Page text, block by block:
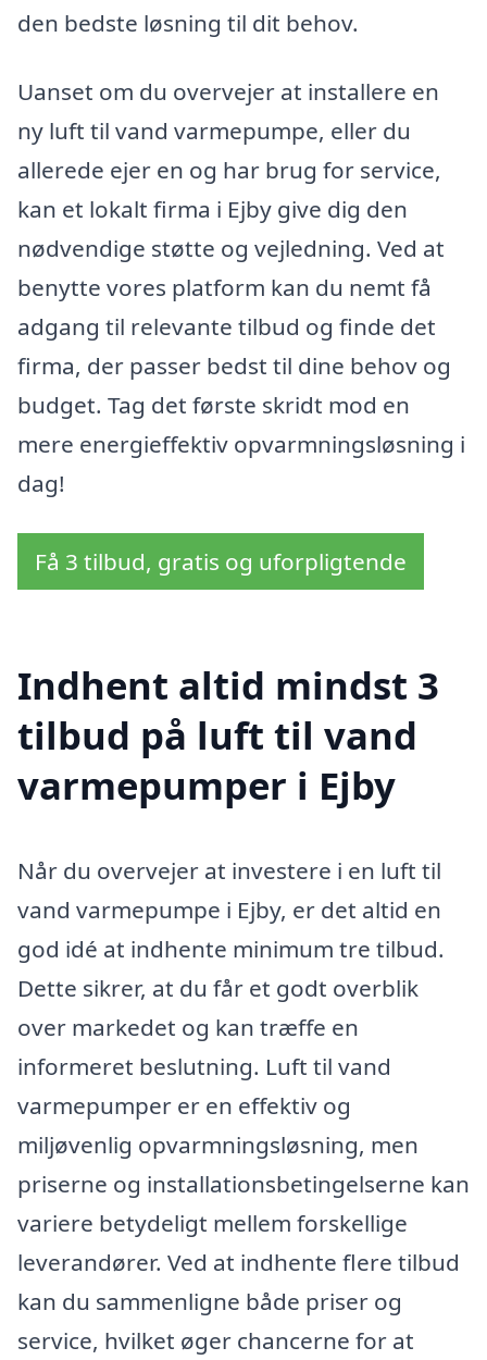
den bedste løsning til dit behov.
Uanset om du overvejer at installere en
ny luft til vand varmepumpe, eller du
allerede ejer en og har brug for service,
kan et lokalt firma i Ejby give dig den
nødvendige støtte og vejledning. Ved at
benytte vores platform kan du nemt få
adgang til relevante tilbud og finde det
firma, der passer bedst til dine behov og
budget. Tag det første skridt mod en
mere energieffektiv opvarmningsløsning i
dag!
Få 3 tilbud, gratis og uforpligtende
Indhent altid mindst 3
tilbud på luft til vand
varmepumper i Ejby
Når du overvejer at investere i en luft til
vand varmepumpe i Ejby, er det altid en
god idé at indhente minimum tre tilbud.
Dette sikrer, at du får et godt overblik
over markedet og kan træffe en
informeret beslutning. Luft til vand
varmepumper er en effektiv og
miljøvenlig opvarmningsløsning, men
priserne og installationsbetingelserne kan
variere betydeligt mellem forskellige
leverandører. Ved at indhente flere tilbud
kan du sammenligne både priser og
service, hvilket øger chancerne for at